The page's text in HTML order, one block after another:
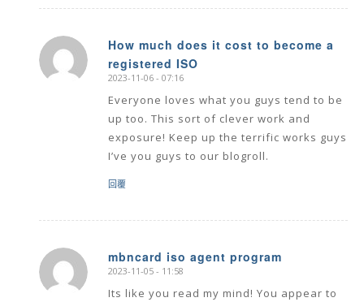
How much does it cost to become a
registered ISO
says:
2023-11-06 - 07:16
Everyone loves what you guys tend to be
up too. This sort of clever work and
exposure! Keep up the terrific works guys
I’ve you guys to our blogroll.
回覆
mbncard iso agent program
says:
2023-11-05 - 11:58
Its like you read my mind! You appear to